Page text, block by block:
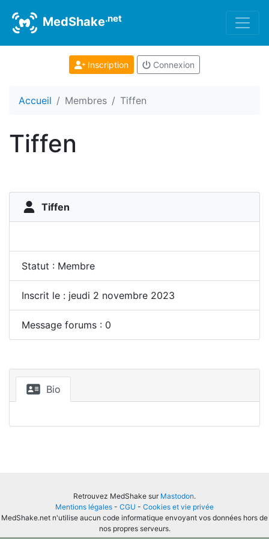
MedShake.net
Inscription Connexion
Accueil Membres Tiffen
Tiffen
Tiffen
Statut : Membre
Inscrit le : jeudi 2 novembre 2023
Message forums : 0
Bio
Retrouvez MedShake sur Mastodon.
Mentions légales - CGU - Cookies et vie privée
MedShake.net n'utilise aucun code informatique envoyant vos données hors de
nos propres serveurs.